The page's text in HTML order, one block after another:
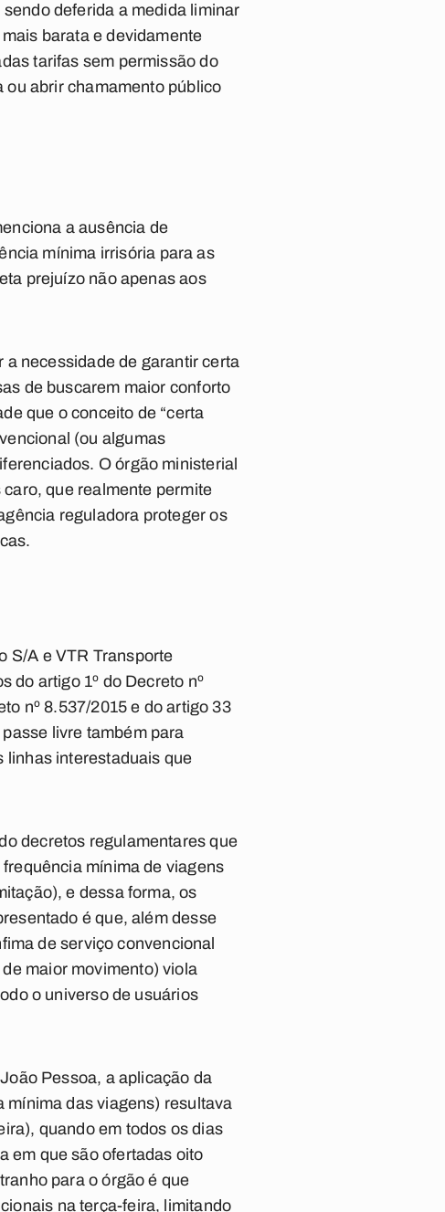
deferida a medida liminar
barata e devidamente
tarifas sem permissão do
ou abrir chamamento público
a ausência de
mínima irrisória para as
prejuízo não apenas aos
a necessidade de garantir certa
de buscarem maior conforto
que o conceito de “certa
(ou algumas
O órgão ministerial
caro, que realmente permite
reguladora proteger os
S/A e VTR Transporte
do artigo 1º do Decreto nº
nº 8.537/2015 e do artigo 33
livre também para
linhas interestaduais que
decretos regulamentares que
mínima de viagens
e dessa forma, os
é que, além desse
de serviço convencional
maior movimento) viola
o universo de usuários
Pessoa, a aplicação da
mínima das viagens) resultava
quando em todos os dias
em que são ofertadas oito
para o órgão é que
na terça-feira, limitando